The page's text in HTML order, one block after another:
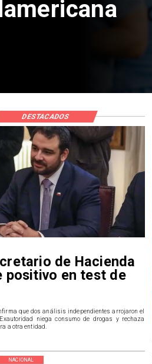
NACIONAL
de Hacienda
positivo en test de
que dos análisis independientes arrojaron el
niega consumo de drogas y rechaza
a otra entidad.
DESTACADOS